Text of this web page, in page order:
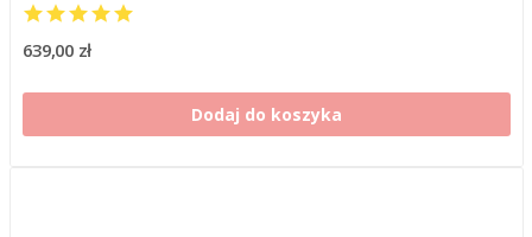
639,00 zł
Dodaj do koszyka